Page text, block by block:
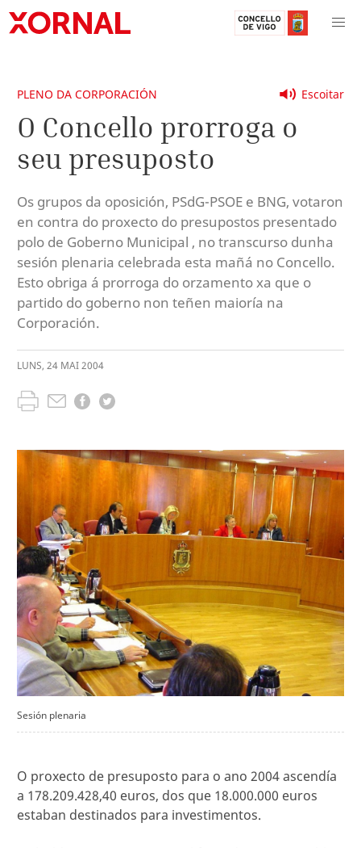
Escoitar
PLENO DA CORPORACIÓN
O Concello prorroga o
seu presuposto
Os grupos da oposición, PSdG-PSOE e BNG, votaron
en contra do proxecto do presupostos presentado
polo de Goberno Municipal , no transcurso dunha
sesión plenaria celebrada esta mañá no Concello.
Esto obriga á prorroga do orzamento xa que o
partido do goberno non teñen maioría na
Corporación.
LUNS, 24 MAI2004
Sesión plenaria
O proxecto de presuposto para o ano 2004 ascendía
a 178.209.428,40 euros, dos que 18.000.000 euros
estaban destinados para investimentos.